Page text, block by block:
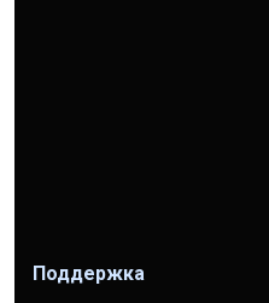
Поддержка